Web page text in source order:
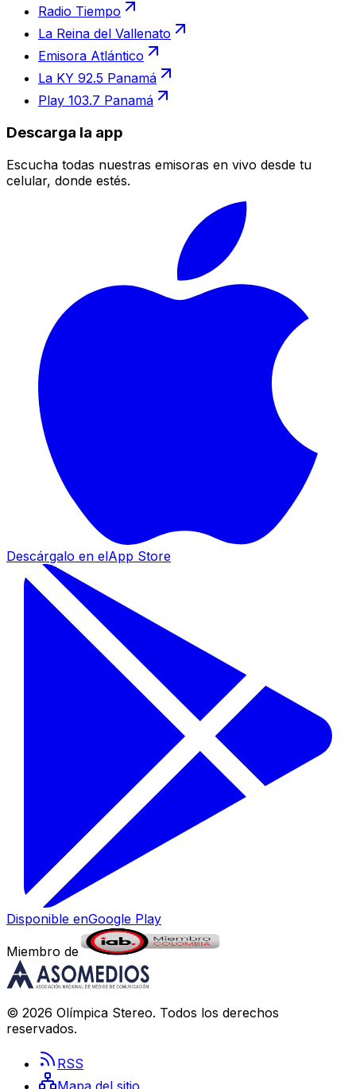
Radio Tiempo
La Reina del Vallenato
Emisora Atlántico
La KY 92.5 Panamá
Play 103.7 Panamá
Descarga la app
Escucha todas nuestras emisoras en vivo desde tu
celular, donde estés.
Descárgalo en elApp Store
Disponible enGoogle Play
Miembro de
© 2026 Olímpica Stereo. Todos los derechos
reservados.
RSS
Mapa del sitio